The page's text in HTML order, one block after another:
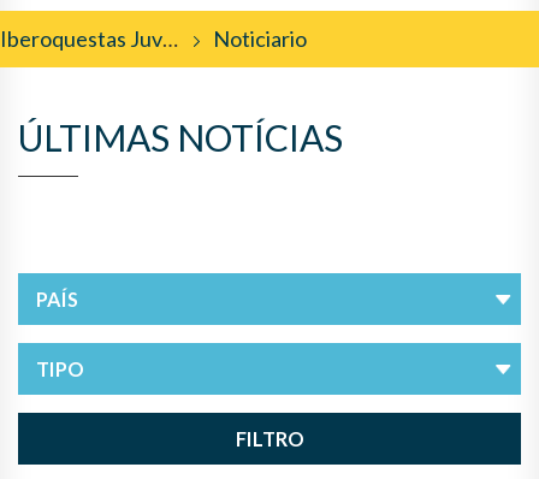
Iberoquestas Juveniles Noticiario
ÚLTIMAS NOTÍCIAS
FILTRO